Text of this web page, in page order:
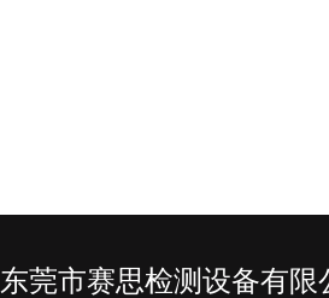
东莞市赛思检测设备有限